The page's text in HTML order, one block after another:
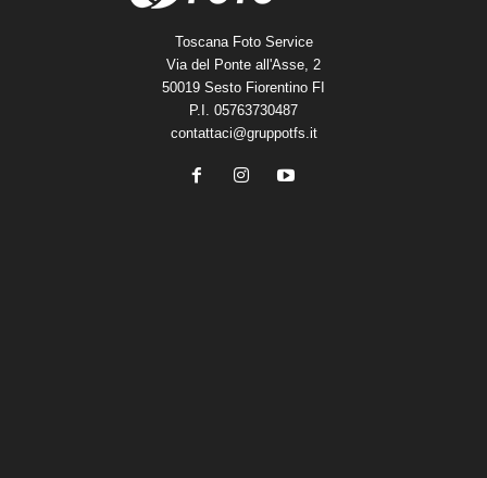
Toscana Foto Service
Via del Ponte all'Asse, 2
50019 Sesto Fiorentino FI
P.I. 05763730487
contattaci@gruppotfs.it